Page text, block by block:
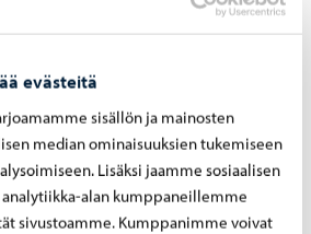
evästeitä
sisällön ja mainosten
median ominaisuuksien tukemiseen
Lisäksi jaamme sosiaalisen
analytiikka-alan kumppaneillemme
sivustoamme. Kumppanimme voivat
edistämispalvelut